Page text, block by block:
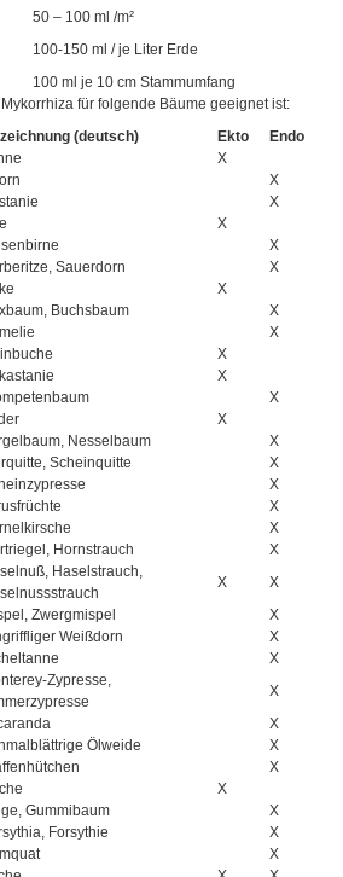
50 – 100 ml /m²
100-150 ml / je Liter Erde
100 ml je 10 cm Stammumfang
für folgende Bäume geeignet ist:
(deutsch) Ekto
Endo
X
X
X
X
X
Sauerdorn
X
X
Buchsbaum
X
X
X
X
X
X
Nesselbaum
X
Scheinquitte
X
X
X
X
Hornstrauch
X
Haselstrauch,
X
X
Zwergmispel
X
Weißdorn
X
X
Zypresse,
X
X
Ölweide
X
X
X
Gummibaum
X
Forsythie
X
X